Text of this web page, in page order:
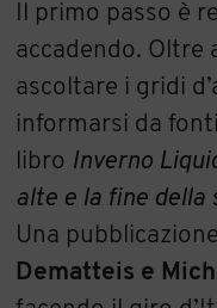
Il primo passo è
accadendo. Oltre
ascoltare i gridi
informarsi da
libro Inverno
alte e la fine della
Una
Dematteis e